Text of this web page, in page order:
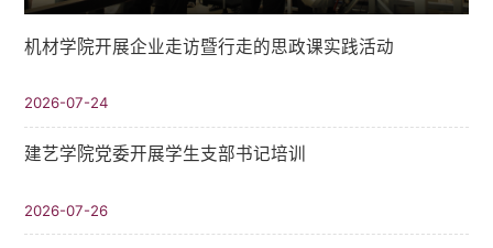
机材学院开展企业走访暨行走的思政课实践活动
2026-07-24
建艺学院党委开展学生支部书记培训
2026-07-26